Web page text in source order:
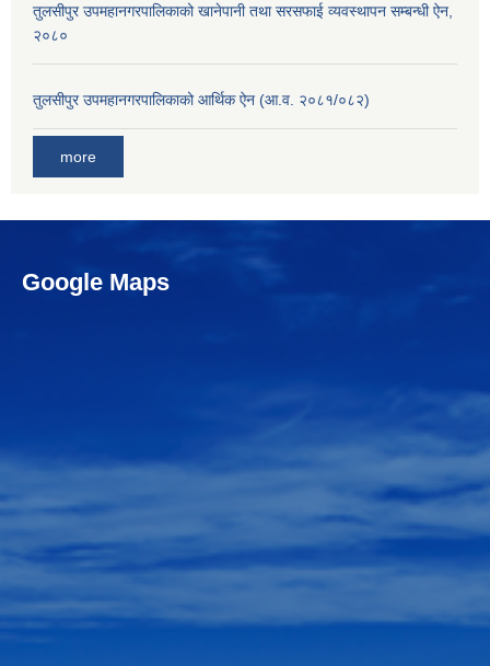
तुलसीपुर उपमहानगरपालिकाको खानेपानी तथा सरसफाई व्यवस्थापन सम्बन्धी ऐन,
२०८०
तुलसीपुर उपमहानगरपालिकाको आर्थिक ऐन (आ.व. २०८१/०८२)
more
Google Maps